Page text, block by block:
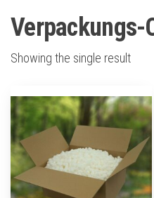
Verpackungs-
Showing the single result